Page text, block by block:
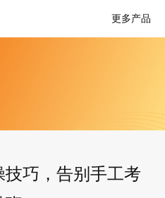
更多产品
技巧，告别手工考